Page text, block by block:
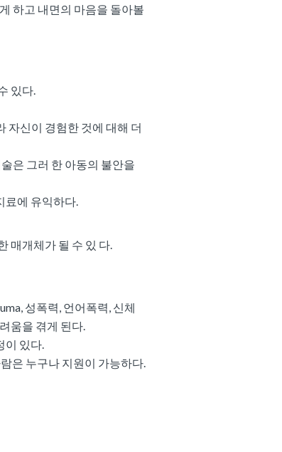
하고 내면의 마음을 돌아볼
있다.
자신이 경험한 것에 대해 더
은 그러 한 아동의 불안을
료에 유익하다.
매개체가 될 수 있 다.
성폭력, 언어폭력, 신체
움을 겪게 된다.
이 있다.
은 누구나 지원이 가능하다.